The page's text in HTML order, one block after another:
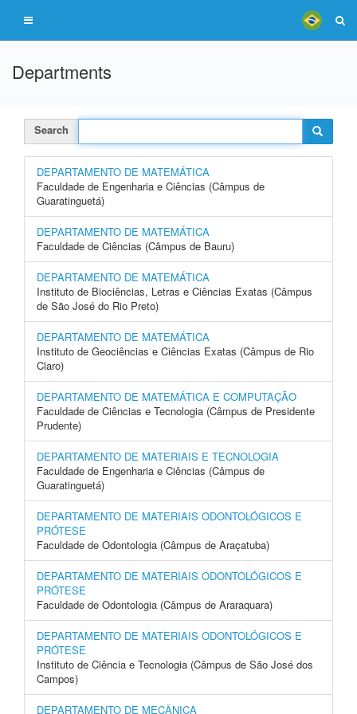
Departments
Search
DEPARTAMENTO DE MATEMÁTICA
Faculdade de Engenharia e Ciências (Câmpus de
Guaratinguetá)
DEPARTAMENTO DE MATEMÁTICA
Faculdade de Ciências (Câmpus de Bauru)
DEPARTAMENTO DE MATEMÁTICA
Instituto de Biociências, Letras e Ciências Exatas (Câmpus
de São José do Rio Preto)
DEPARTAMENTO DE MATEMÁTICA
Instituto de Geociências e Ciências Exatas (Câmpus de Rio
Claro)
DEPARTAMENTO DE MATEMÁTICA E COMPUTAÇÃO
Faculdade de Ciências e Tecnologia (Câmpus de Presidente
Prudente)
DEPARTAMENTO DE MATERIAIS E TECNOLOGIA
Faculdade de Engenharia e Ciências (Câmpus de
Guaratinguetá)
DEPARTAMENTO DE MATERIAIS ODONTOLÓGICOS E
PRÓTESE
Faculdade de Odontologia (Câmpus de Araçatuba)
DEPARTAMENTO DE MATERIAIS ODONTOLÓGICOS E
PRÓTESE
Faculdade de Odontologia (Câmpus de Araraquara)
DEPARTAMENTO DE MATERIAIS ODONTOLÓGICOS E
PRÓTESE
Instituto de Ciência e Tecnologia (Câmpus de São José dos
Campos)
DEPARTAMENTO DE MECÂNICA